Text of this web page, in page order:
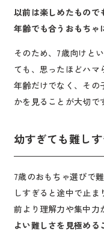
以前は楽しめたもので
年齢でも合うおもちゃ
そのため、7歳向けと
ても、思ったほどハマ
年齢だけでなく、その
かを見ることが大切で
幼すぎても難し
7歳のおもちゃ選びで
しすぎると途中で止ま
前より理解力や集中力
よい難しさを見極める